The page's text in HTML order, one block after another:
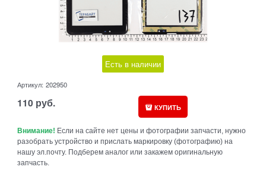
Есть в наличии
Артикул: 202950
110 руб. КУПИТЬ
Внимание! Если на сайте нет цены и фотографии запчасти, нужно
разобрать устройство и прислать маркировку (фотографию) на
нашу эл.почту. Подберем аналог или закажем оригинальную
запчасть.